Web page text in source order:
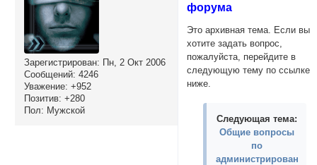
Зарегистрирован: Пн, 2 Окт 2006
Сообщений: 4246
Уважение: +952
Позитив: +280
Пол: Мужской
форума
Это архивная тема. Если вы
хотите задать вопрос,
пожалуйста, перейдите в
следующую тему по ссылке
ниже.
Следующая тема:
Общие вопросы
по
администрированию